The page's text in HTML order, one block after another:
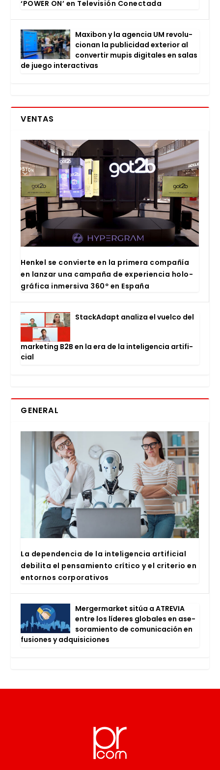
‘POWER ON’ en Tele­vi­sión Conec­ta­da
Maxi­bon y la agen­cia UM revo­lu­
cio­nan la publi­ci­dad exte­rior al
con­ver­tir mupis digi­ta­les en salas
de jue­go inter­ac­ti­vas
VENTAS
Hen­kel se con­vier­te en la pri­me­ra com­pa­ñía
en lan­zar una cam­pa­ña de expe­rien­cia holo­
grá­fi­ca inmer­si­va 360º en Espa­ña
Stac­kA­dapt ana­li­za el vuel­co del
mar­ke­ting B2B en la era de la inte­li­gen­cia arti­fi­
cial
GENERAL
La depen­den­cia de la inte­li­gen­cia arti­fi­cial
debi­li­ta el pen­sa­mien­to crí­ti­co y el cri­te­rio en
entor­nos cor­po­ra­ti­vos
Mer­ger­mar­ket sitúa a ATRE­VIA
entre los líde­res glo­ba­les en ase­
so­ra­mien­to de comu­ni­ca­ción en
fusio­nes y adqui­si­cio­nes